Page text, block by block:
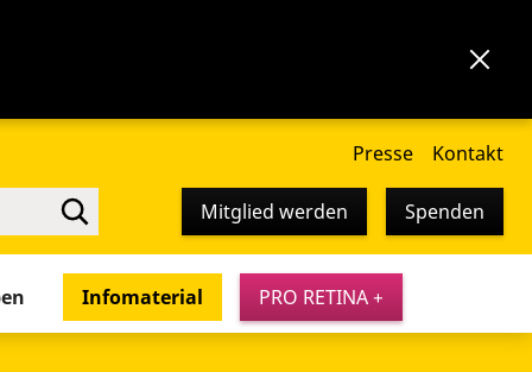
Presse Kontakt
Mitglied werden Spenden
Infomaterial PRO RETINA +